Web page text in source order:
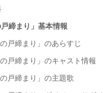
締まり」基本情報
戸締まり」のあらすじ
戸締まり」のキャスト情報
戸締まり」の主題歌